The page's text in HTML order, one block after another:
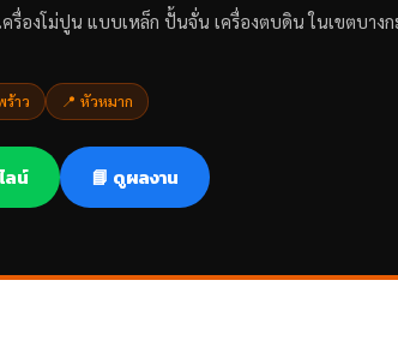
ครื่องโม่ปูน แบบเหล็ก ปั้นจั่น เครื่องตบดิน ในเขตบาง
ร้าว 📍 หัวหมาก
ลน์ 📘 ดูผลงาน